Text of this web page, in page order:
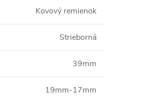
Kovový remienok
Strieborná
39mm
19mm-17mm